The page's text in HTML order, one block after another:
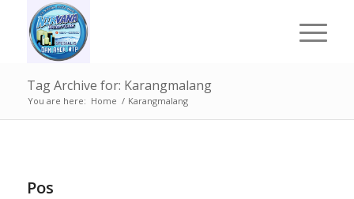
Tag Archive for: Karangmalang
You are here: Home / Karangmalang
Pos